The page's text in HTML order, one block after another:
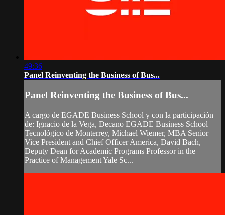
49:36
Panel Reinventing the Business of Bus...
Panel Reinventing the Business of Bus...
A cargo de EGADE Business School y con la participación
de: Ignacio de la Vega, Decano EGADE Business School
Tecnológico de Monterrey, Michael Wiemer, MBA Senior
Vice President and Chief Officer America, David Bach,
Deputy Dean for Academic Programs Professor in the
Practice of Management Yale Sc...